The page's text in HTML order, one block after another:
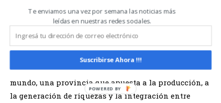
de las cabañas, destacándose con las razas índicas
Por último, sostuvo que “es una enorme posibilidad
para mostrar ante el resto de la Argentina y el
mundo, una provincia que apuesta a la producción, a
la generación de riquezas y la integración entre
Te enviamos una vez por semana las noticias más
leídas en nuestras redes sociales.
Suscribirse Ahora !!!